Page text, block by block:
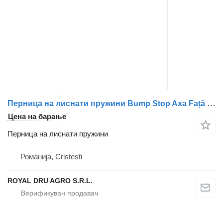
Перница на лиснати пружини Bump Stop Axa Față 9603200577 / 9603220409 / 9603221109 за камион Mercedes-Benz 9603200577 / 9603220409 / 9603221109
Цена на барање
Перница на лиснати пружини
Романија, Cristesti
ROYAL DRU AGRO S.R.L.